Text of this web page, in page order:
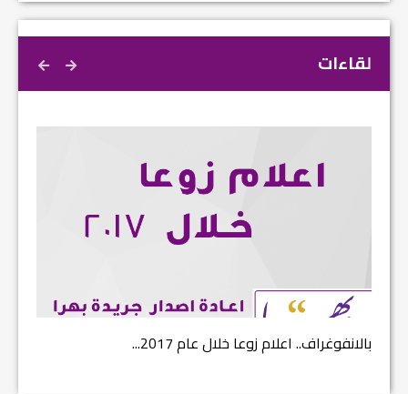
لقاءات
بالانفوغراف.. اعلام زوعا خلال عام 2017...